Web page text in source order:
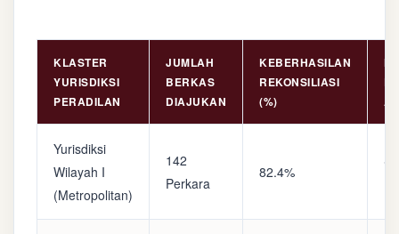
KLASTER
YURISDIKSI
PERADILAN
JUMLAH
BERKAS
DIAJUKAN
KEBERHASILAN
REKONSILIASI
(%)
Yurisdiksi
Wilayah I
(Metropolitan)
142
Perkara
82.4%